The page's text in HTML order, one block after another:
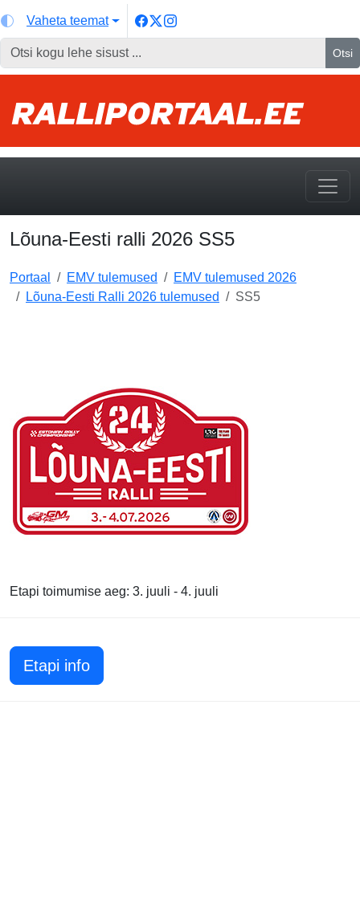
Vaheta teemat
Otsi
Lõuna-Eesti ralli 2026 SS5
Portaal EMV tulemused
EMV tulemused 2026
Lõuna-Eesti Ralli 2026 tulemused
SS5
Etapi toimumise aeg: 3. juuli - 4. juuli
Etapi info